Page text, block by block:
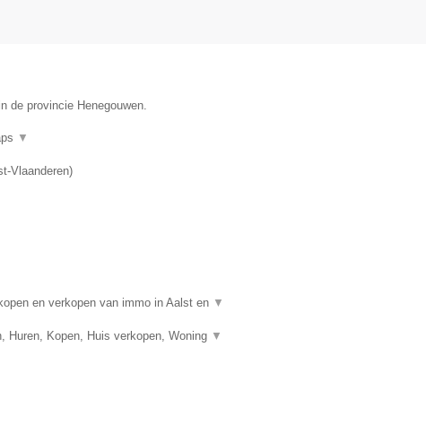
de provincie Henegouwen.
▼
Vlaanderen)
en verkopen van immo in Aalst en ▼
Huren, Kopen, Huis verkopen, Woning ▼